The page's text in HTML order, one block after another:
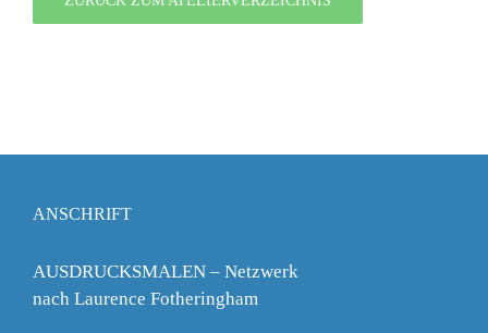
ANSCHRIFT
AUSDRUCKSMALEN – Netzwerk
nach Laurence Fotheringham